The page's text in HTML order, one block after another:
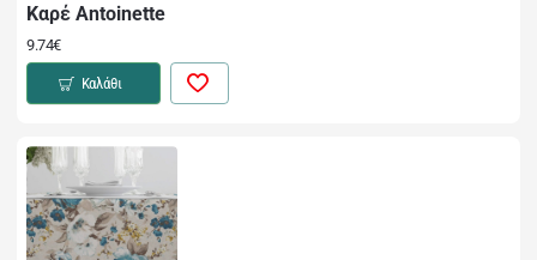
Καρέ Antoinette
9.74€
Καλάθι